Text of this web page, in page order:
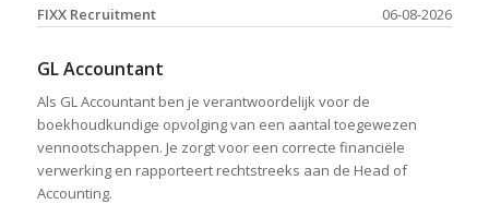
06-08-2026
FIXX Recruitment
GL Accountant
Als GL Accountant ben je verantwoordelijk voor de
boekhoudkundige opvolging van een aantal toegewezen
vennootschappen. Je zorgt voor een correcte financiële
verwerking en rapporteert rechtstreeks aan de Head of
Accounting.